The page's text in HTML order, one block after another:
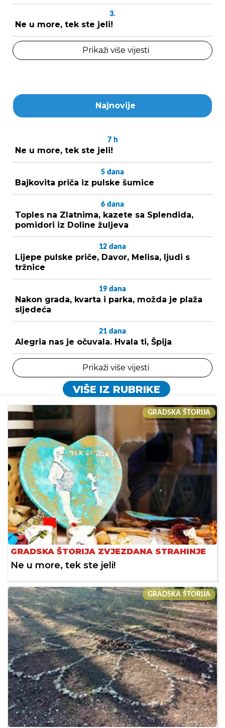
3.
Ne u more, tek ste jeli!
Prikaži više vijesti
Najnovije
7 h
Ne u more, tek ste jeli!
5 dana
Bajkovita priča iz pulske šumice
6 dana
Toples na Zlatnima, kazete sa Splendida,
pomidori iz Doline žuljeva
12 dana
Lijepe pulske priče, Davor, Melisa, ljudi s
tržnice
19 dana
Nakon grada, kvarta i parka, možda je plaža
sljedeća
21 dana
Alegria nas je očuvala. Hvala ti, Špija
Prikaži više vijesti
VIŠE IZ RUBRIKE
GRADSKA ŠTORIJA
GRADSKA ŠTORIJA ZVJEZDANA STRAHINJE
Ne u more, tek ste jeli!
GRADSKA ŠTORIJA